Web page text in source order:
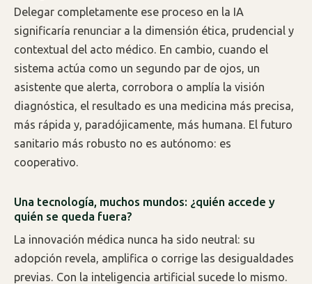
Delegar completamente ese proceso en la IA
significaría renunciar a la dimensión ética, prudencial y
contextual del acto médico. En cambio, cuando el
sistema actúa como un segundo par de ojos, un
asistente que alerta, corrobora o amplía la visión
diagnóstica, el resultado es una medicina más precisa,
más rápida y, paradójicamente, más humana. El futuro
sanitario más robusto no es autónomo: es
cooperativo.
Una tecnología, muchos mundos: ¿quién accede y
quién se queda fuera?
La innovación médica nunca ha sido neutral: su
adopción revela, amplifica o corrige las desigualdades
previas. Con la inteligencia artificial sucede lo mismo.